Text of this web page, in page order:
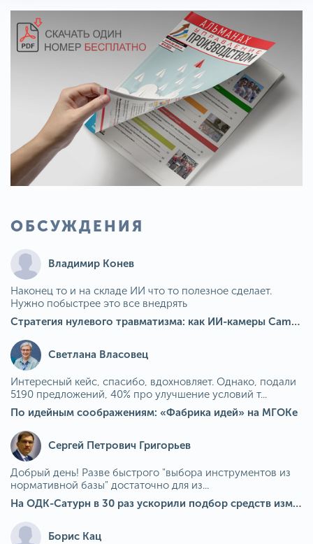
ОБСУЖДЕНИЯ
Владимир Конев
Наконец то и на складе ИИ что то полезное сделает.
Нужно побыстрее это все внедрять
Стратегия нулевого травматизма: как ИИ-камеры Camkord снижают риск наезда на пешехода при работе на погрузчике
Светлана Власовец
Интересный кейс, спасибо, вдохновляет. Однако, подали
5190 предложений, 40% про улучшение условий т...
По идейным соображениям: «Фабрика идей» на МГОКе
Сергей Петрович Григорьев
Добрый день! Разве быстрого "выбора инструментов из
нормативной базы" достаточно для из...
На ОДК-Сатурн в 30 раз ускорили подбор средств измерения для контроля качества продукции
Борис Кац